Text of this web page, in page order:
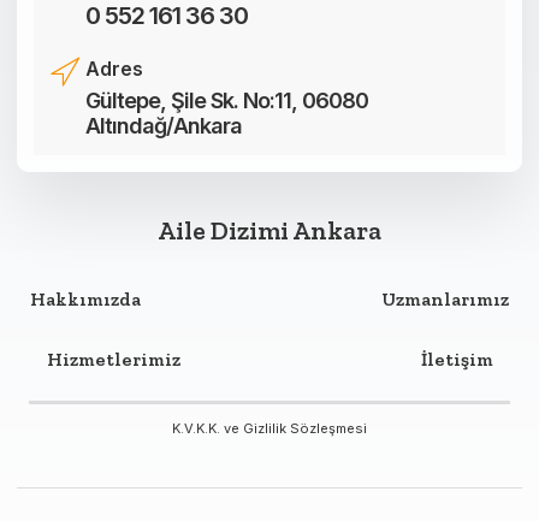
0 552 161 36 30
Adres
Gültepe, Şile Sk. No:11, 06080
Altındağ/Ankara
Aile Dizimi Ankara
Hakkımızda Uzmanlarımız
Hizmetlerimiz İletişim
K.V.K.K. ve Gizlilik Sözleşmesi